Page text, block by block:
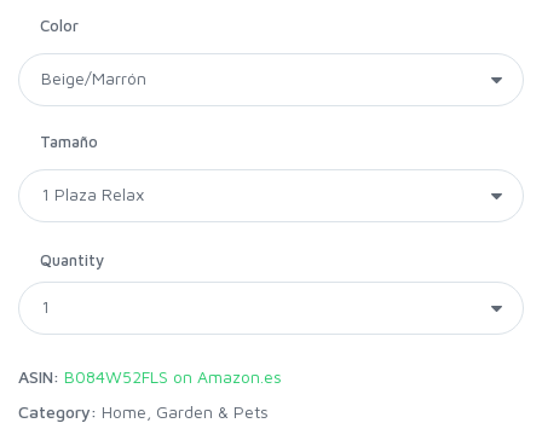
Color
Tamaño
Quantity
ASIN: B084W52FLS on Amazon.es
Category: Home, Garden & Pets